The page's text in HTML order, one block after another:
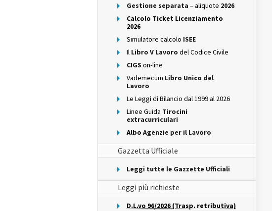
Gestione separata – aliquote 2026
Calcolo Ticket Licenziamento
2026
Simulatore calcolo ISEE
Il Libro V Lavoro del Codice Civile
CIGS on-line
Vademecum Libro Unico del
Lavoro
Le Leggi di Bilancio dal 1999 al 2026
Linee Guida Tirocini
extracurriculari
Albo Agenzie per il Lavoro
Gazzetta Ufficiale
Leggi tutte le Gazzette Ufficiali
Leggi più richieste
D.L.vo 96/2026 (Trasp. retributiva)